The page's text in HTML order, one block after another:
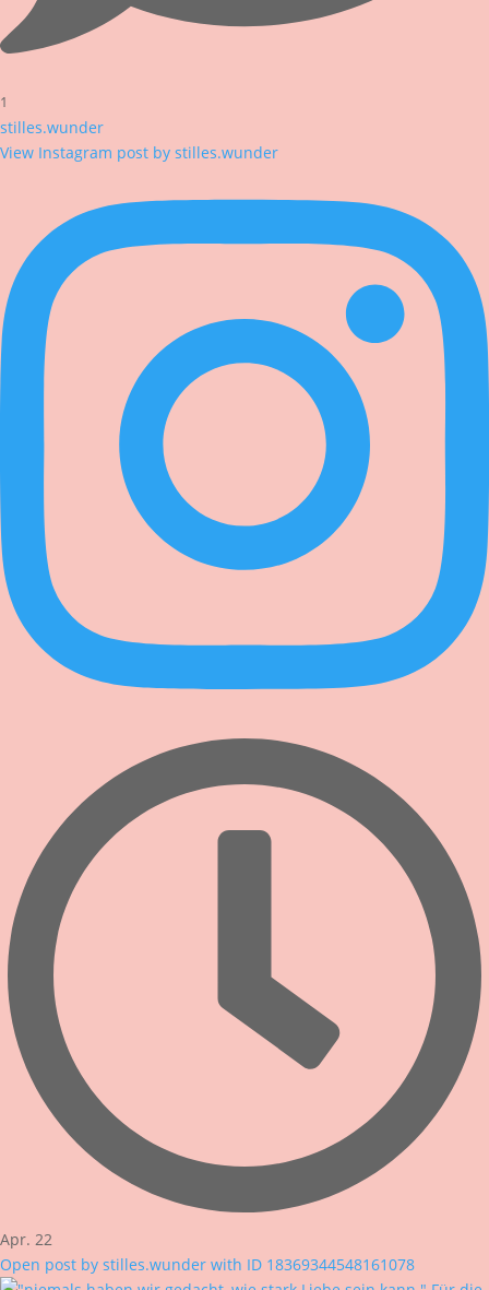
1
stilles.wunder
View Instagram post by stilles.wunder
Apr. 22
Open post by stilles.wunder with ID 18369344548161078